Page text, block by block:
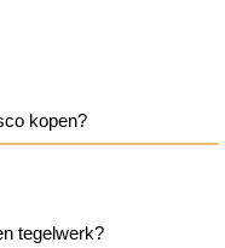
kopen?
tegelwerk?